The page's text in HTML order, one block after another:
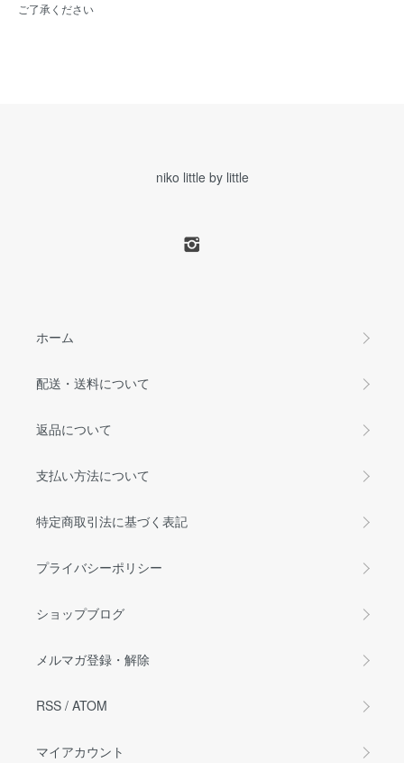
ご了承ください
niko little by little
ホーム
配送・送料について
返品について
支払い方法について
特定商取引法に基づく表記
プライバシーポリシー
ショップブログ
メルマガ登録・解除
RSS / ATOM
マイアカウント